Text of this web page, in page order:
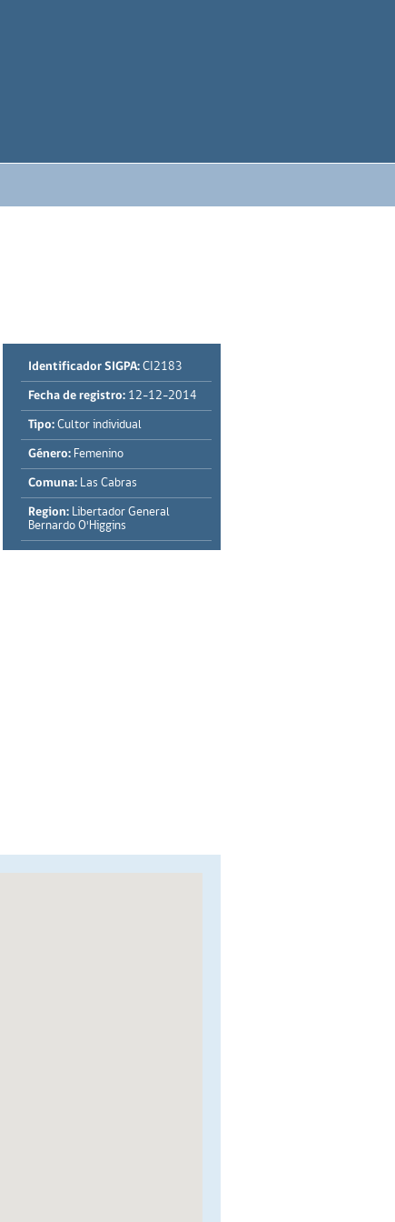
Identificador SIGPA: CI2183
Fecha de registro: 12-12-2014
Tipo: Cultor individual
Género: Femenino
Comuna: Las Cabras
Region: Libertador General
Bernardo O'Higgins